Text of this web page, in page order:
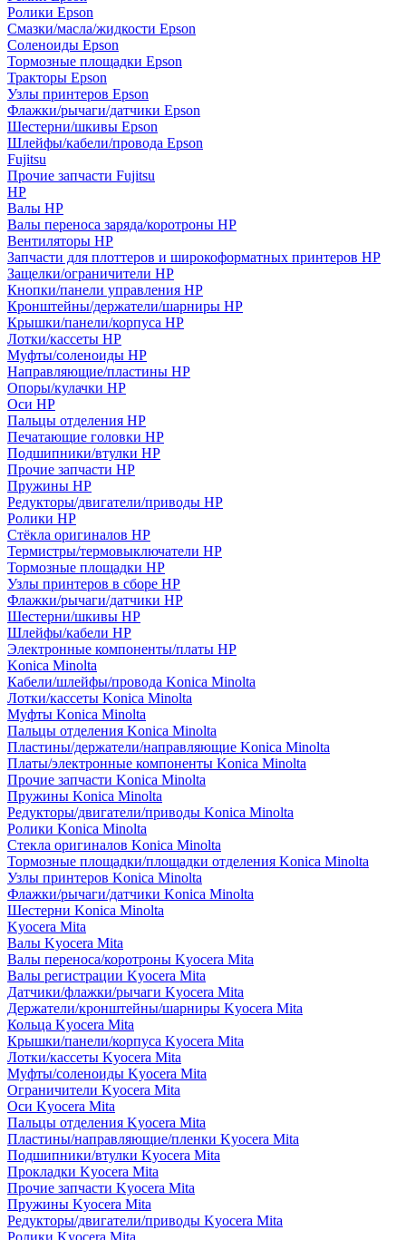
Ролики Epson
Смазки/масла/жидкости Epson
Соленоиды Epson
Тормозные площадки Epson
Тракторы Epson
Узлы принтеров Epson
Флажки/рычаги/датчики Epson
Шестерни/шкивы Epson
Шлейфы/кабели/провода Epson
Fujitsu
Прочие запчасти Fujitsu
HP
Валы HP
Валы переноса заряда/коротроны HP
Вентиляторы HP
Запчасти для плоттеров и широкоформатных принтеров HP
Защелки/ограничители HP
Кнопки/панели управления HP
Кронштейны/держатели/шарниры HP
Крышки/панели/корпуса HP
Лотки/кассеты HP
Муфты/соленоиды HP
Направляющие/пластины HP
Опоры/кулачки HP
Оси HP
Пальцы отделения HP
Печатающие головки HP
Подшипники/втулки HP
Прочие запчасти HP
Пружины HP
Редукторы/двигатели/приводы HP
Ролики HP
Стёкла оригиналов HP
Термистры/термовыключатели HP
Тормозные площадки HP
Узлы принтеров в сборе HP
Флажки/рычаги/датчики HP
Шестерни/шкивы HP
Шлейфы/кабели HP
Электронные компоненты/платы HP
Konica Minolta
Кабели/шлейфы/провода Konica Minolta
Лотки/кассеты Konica Minolta
Муфты Konica Minolta
Пальцы отделения Konica Minolta
Пластины/держатели/направляющие Konica Minolta
Платы/электронные компоненты Konica Minolta
Прочие запчасти Konica Minolta
Пружины Konica Minolta
Редукторы/двигатели/приводы Konica Minolta
Ролики Konica Minolta
Стекла оригиналов Konica Minolta
Тормозные площадки/площадки отделения Konica Minolta
Узлы принтеров Konica Minolta
Флажки/рычаги/датчики Konica Minolta
Шестерни Konica Minolta
Kyocera Mita
Валы Kyocera Mita
Валы переноса/коротроны Kyocera Mita
Валы регистрации Kyocera Mita
Датчики/флажки/рычаги Kyocera Mita
Держатели/кронштейны/шарниры Kyocera Mita
Кольца Kyocera Mita
Крышки/панели/корпуса Kyocera Mita
Лотки/кассеты Kyocera Mita
Муфты/соленоиды Kyocera Mita
Ограничители Kyocera Mita
Оси Kyocera Mita
Пальцы отделения Kyocera Mita
Пластины/направляющие/пленки Kyocera Mita
Подшипники/втулки Kyocera Mita
Прокладки Kyocera Mita
Прочие запчасти Kyocera Mita
Пружины Kyocera Mita
Редукторы/двигатели/приводы Kyocera Mita
Ролики Kyocera Mita